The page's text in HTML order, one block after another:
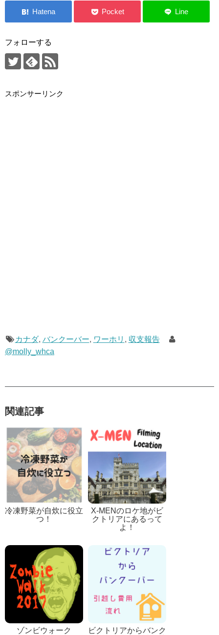
フォローする
スポンサーリンク
カナダ, バンクーバー, ワーホリ , 収支報告
@molly_whca
関連記事
冷凍野菜が自炊に役立
つ！
X-MENのロケ地がビ
クトリアにあるって
よ！
ゾンビウォーク
ビクトリアからバンク